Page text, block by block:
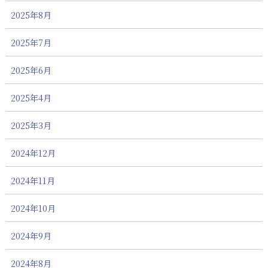
2025年8月
2025年7月
2025年6月
2025年4月
2025年3月
2024年12月
2024年11月
2024年10月
2024年9月
2024年8月